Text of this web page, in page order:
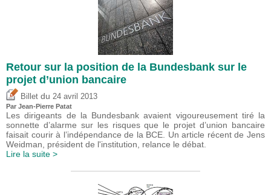
Retour sur la position de la Bundesbank sur le
projet d’union bancaire
Billet du 24 avril 2013
Par Jean-Pierre Patat
Les dirigeants de la Bundesbank avaient vigoureusement tiré la
sonnette d’alarme sur les risques que le projet d’union bancaire
faisait courir à l’indépendance de la BCE. Un article récent de Jens
Weidman, président de l'institution, relance le débat.
Lire la suite >